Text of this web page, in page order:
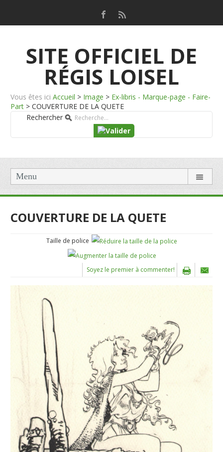
SITE OFFICIEL DE
RÉGIS LOISEL
Vous êtes ici Accueil > Image > Ex-libris - Marque-page - Faire-
Part > COUVERTURE DE LA QUETE
Rechercher
Menu
COUVERTURE DE LA QUETE
Taille de police
Soyez le premier à commenter!